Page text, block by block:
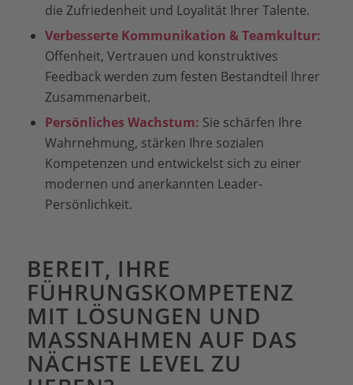
die Zufriedenheit und Loyalität Ihrer Talente.
Verbesserte Kommunikation & Teamkultur:
Offenheit, Vertrauen und konstruktives
Feedback werden zum festen Bestandteil Ihrer
Zusammenarbeit.
Persönliches Wachstum: Sie schärfen Ihre
Wahrnehmung, stärken Ihre sozialen
Kompetenzen und entwickelst sich zu einer
modernen und anerkannten Leader-
Persönlichkeit.
BEREIT, IHRE
FÜHRUNGSKOMPETENZ
MIT LÖSUNGEN UND
MASSNAHMEN AUF DAS N
ÄCHSTE LEVEL ZU H